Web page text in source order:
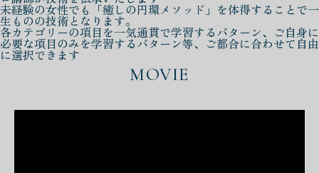
未経験の女性でも「癒しの円環メソッド」を体得することで一
生ものの技術となります。
各カテゴリーの項目を一気通貫で学習するパターン、ご自身に
必要な項目のみを学習するパターン等、ご都合に合わせて自由
に選択できます
MOVIE